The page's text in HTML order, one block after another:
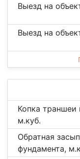
Выезд на
Выезд на
Копка траншеи
м.куб.
Обратная
фундамента,